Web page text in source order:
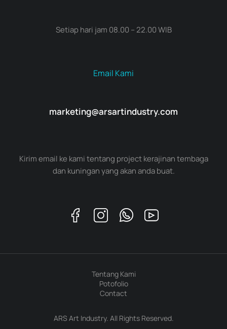
Setiap hari jam 08.00 – 22.00 WIB
Email Kami
marketing@arsartindustry.com
Kirim email ke kami tentang project kerajinan tembaga
dan kuningan yang akan anda buat.
ARS Art Industry. All Rights Reserved.
Tentang Kami
Potofolio
Contact